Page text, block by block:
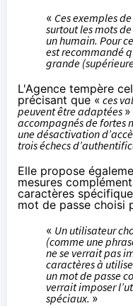
« Ces exemples
surtout les mots
un humain. Pour
est recommandé
grande
L'Agence tempère
précisant que « ces
peuvent être adaptées
accompagnés de fortes
une désactivation
trois échecs
Elle propose
mesures
caractères
mot de passe choisi
« Un utilisateur
(comme une
ne se verrait pas
caractères à
un mot de passe
verrait imposer
spéciaux.»